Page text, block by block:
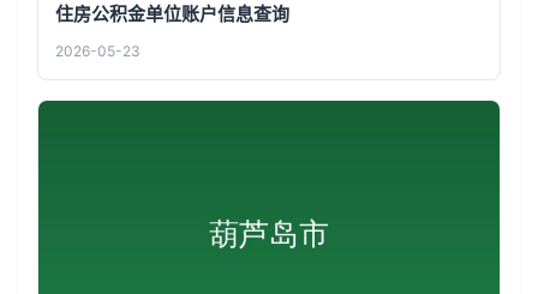
住房公积金单位账户信息查询
2026-05-23